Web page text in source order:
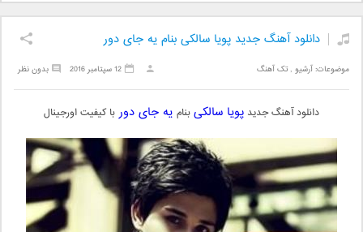
دانلود آهنگ جدید پویا سالکی بنام یه جای دور
موضوعات:آرشیو ,تک آهنگ بدون نظر 12 سپتامبر 2016
دانلود آهنگ جدید پویا سالکیبنام یه جای دور با کیفیت اورجینال